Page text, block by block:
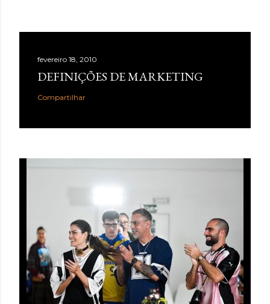
fevereiro 18, 2010
DEFINIÇÕES DE MARKETING
Compartilhar